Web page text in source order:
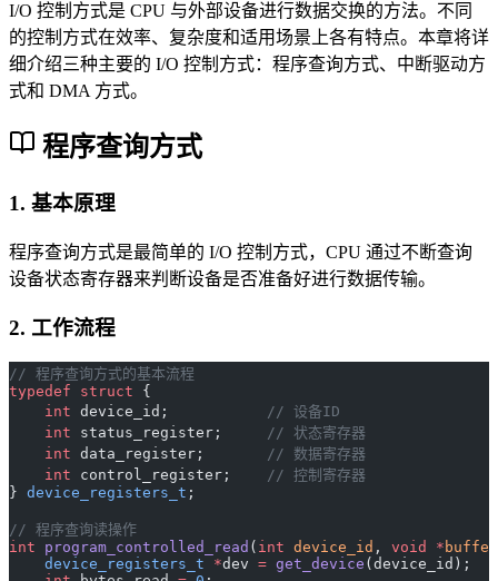
I/O 控制方式是 CPU 与外部设备进行数据交换的方法。不同
的控制方式在效率、复杂度和适用场景上各有特点。本章将详
细介绍三种主要的 I/O 控制方式：程序查询方式、中断驱动方
式和 DMA 方式。
程序查询方式
1. 基本原理
程序查询方式是最简单的 I/O 控制方式，CPU 通过不断查询
设备状态寄存器来判断设备是否准备好进行数据传输。
2. 工作流程
// 程序查询方式的基本流程
typedef struct {
    int
device_id;
           // 设备ID
    int
status_register;
     // 状态寄存器
    int
data_register;
       // 数据寄存器
    int
control_register;
    // 控制寄存器
} device_registers_t ;
// 程序查询读操作
int program_controlled_read ( int device_id , void * buffer
    device_registers_t
*dev = get_device (device_id);